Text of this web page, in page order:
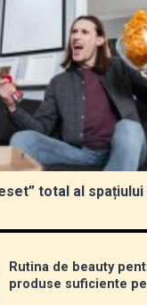
total al
Rutina de beauty
produse suficiente